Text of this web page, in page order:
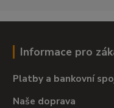
Informace pro
Platby a bankovní
Naše doprava